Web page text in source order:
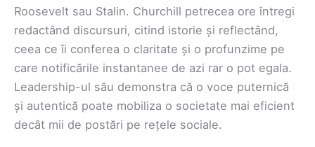
Roosevelt sau Stalin. Churchill petrecea ore întregi
redactând discursuri, citind istorie și reflectând,
ceea ce îi conferea o claritate și o profunzime pe
care notificările instantanee de azi rar o pot egala.
Leadership-ul său demonstra că o voce puternică
și autentică poate mobiliza o societate mai eficient
decât mii de postări pe rețele sociale.